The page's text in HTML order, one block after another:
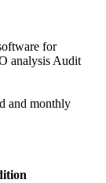
for
analysis Audit
and monthly